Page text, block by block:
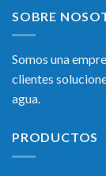
SOBRE
Somos una
clientes
agua.
PRODUCTOS